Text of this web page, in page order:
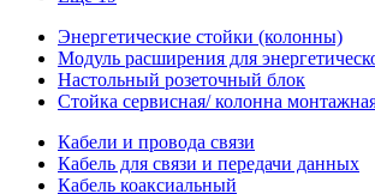
Энергетические стойки (колонны)
Модуль расширения для
Настольный розеточный блок
Стойка сервисная/ колонна
Кабели и провода связи
Кабель для связи и передачи данных
Кабель коаксиальный